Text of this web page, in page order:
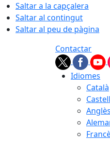
Saltar a la capçalera
Saltar al contingut
Saltar al peu de pàgina
Contactar
Idiomes
Català
Anglès